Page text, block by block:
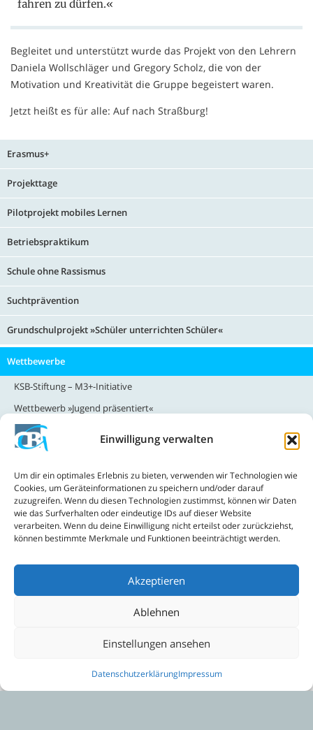
Einwilligung verwalten
Um dir ein optimales Erlebnis zu bieten, verwenden wir Technologien wie
Cookies, um Geräteinformationen zu speichern und/oder darauf
zuzugreifen. Wenn du diesen Technologien zustimmst, können wir Daten
wie das Surfverhalten oder eindeutige IDs auf dieser Website
verarbeiten. Wenn du deine Einwilligung nicht erteilst oder zurückziehst,
können bestimmte Merkmale und Funktionen beeinträchtigt werden.
Akzeptieren
Ablehnen
Einstellungen ansehen
DatenschutzerklärungImpressum
fahren zu dürfen.«
Begleitet und unterstützt wurde das Projekt von den Lehrern
Daniela Wollschläger und Gregory Scholz, die von der
Motivation und Kreativität die Gruppe begeistert waren.
Jetzt heißt es für alle: Auf nach Straßburg!
Erasmus+
Projekttage
Pilotprojekt mobiles Lernen
Betriebspraktikum
Schule ohne Rassismus
Suchtprävention
Grundschulprojekt »Schüler unterrichten Schüler«
Wettbewerbe
KSB-Stiftung – M3+-Initiative
Wettbewerb »Jugend präsentiert«
Umweltwettbewerb
Vorlesewettbewerb
Gewinn des Wettbewerbs »Der südafrikanische Himmel über
Deutschland«
Wettbewerb »YouTube-SpaceLab«
Schreibwettbewerb: Schöne deutsche Sprache